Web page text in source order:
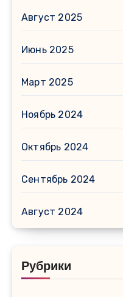
Август 2025
Июнь 2025
Март 2025
Ноябрь 2024
Октябрь 2024
Сентябрь 2024
Август 2024
Рубрики